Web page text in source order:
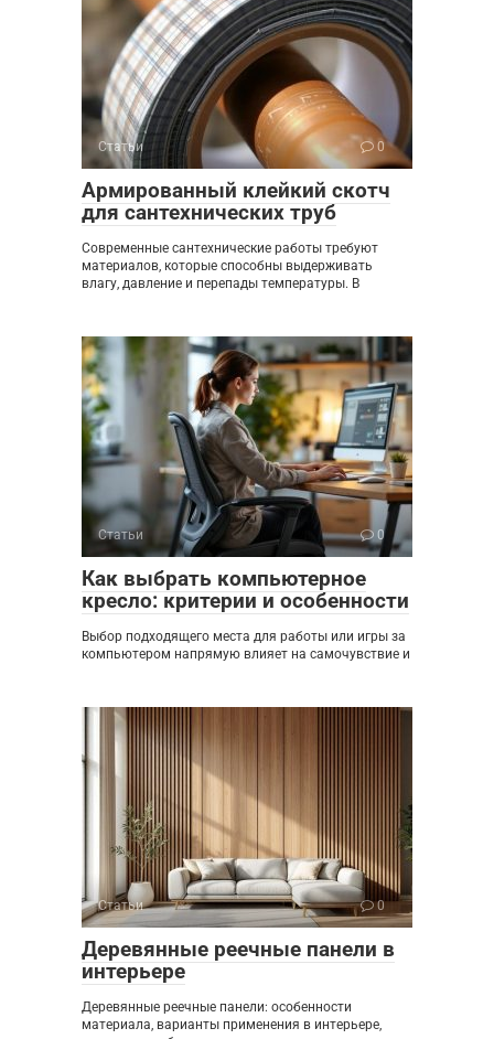
Статьи 0
Армированный клейкий скотч
для сантехнических труб
Современные сантехнические работы требуют
материалов, которые способны выдерживать
влагу, давление и перепады температуры. В
Статьи 0
Как выбрать компьютерное
кресло: критерии и особенности
Выбор подходящего места для работы или игры за
компьютером напрямую влияет на самочувствие и
Статьи 0
Деревянные реечные панели в
интерьере
Деревянные реечные панели: особенности
материала, варианты применения в интерьере,